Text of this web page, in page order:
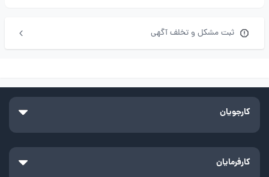
ثبت مشکل و تخلف آگهی
کارجویان
کارفرمایان